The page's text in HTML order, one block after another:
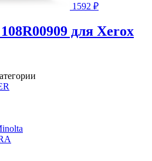
1592 ₽
для Xerox